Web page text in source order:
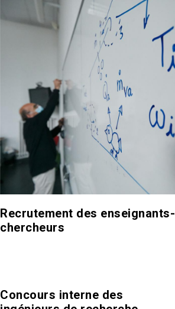
Recrutement des enseignants-
chercheurs
Concours interne des